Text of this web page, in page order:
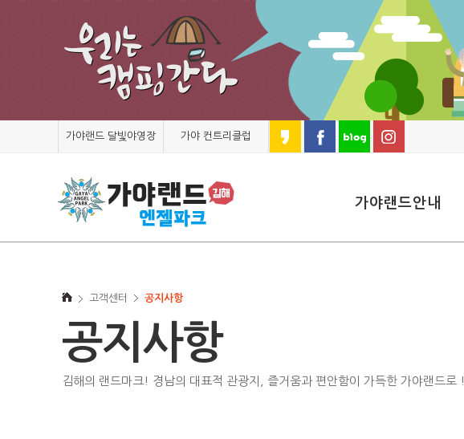
가야랜드 달빛야영장 가야 컨트리클럽
가야랜드안내
고객센터 공지사항
공지사항
김해의 랜드마크! 경남의 대표적 관광지, 즐거움과 편안함이 가득한 가야랜드로 !